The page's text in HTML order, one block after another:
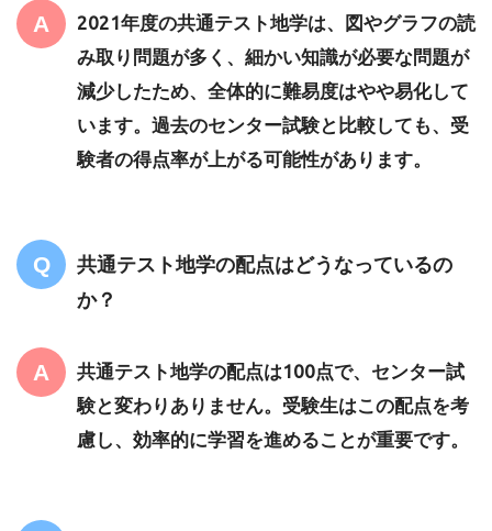
2021年度の共通テスト地学は、図やグラフの読
み取り問題が多く、細かい知識が必要な問題が
減少したため、全体的に難易度はやや易化して
います。過去のセンター試験と比較しても、受
験者の得点率が上がる可能性があります。
共通テスト地学の配点はどうなっているの
か？
共通テスト地学の配点は100点で、センター試
験と変わりありません。受験生はこの配点を考
慮し、効率的に学習を進めることが重要です。